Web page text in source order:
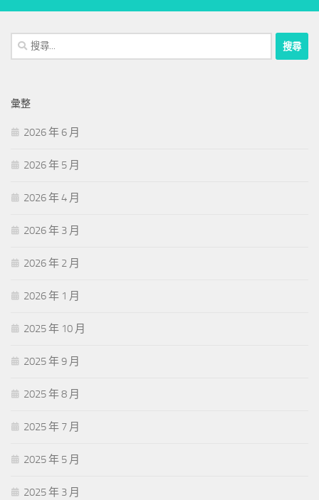
搜
尋
字:
彙整
2026 年 6 月
2026 年 5 月
2026 年 4 月
2026 年 3 月
2026 年 2 月
2026 年 1 月
2025 年 10 月
2025 年 9 月
2025 年 8 月
2025 年 7 月
2025 年 5 月
2025 年 3 月